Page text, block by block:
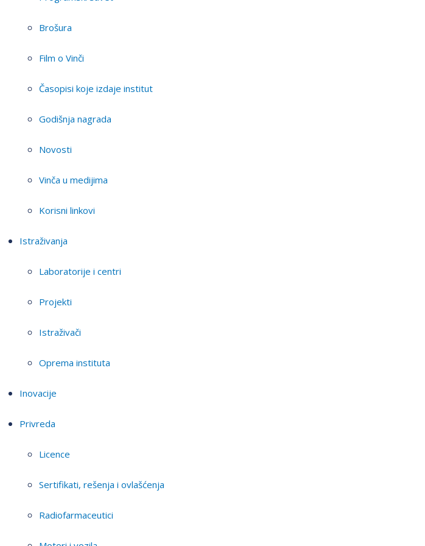
Brošura
Film o Vinči
Časopisi koje izdaje institut
Godišnja nagrada
Novosti
Vinča u medijima
Korisni linkovi
Istraživanja
Laboratorije i centri
Projekti
Istraživači
Oprema instituta
Inovacije
Privreda
Licence
Sertifikati, rešenja i ovlašćenja
Radiofarmaceutici